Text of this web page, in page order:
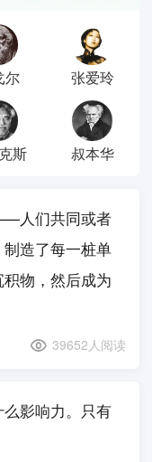
尔 张爱玲
斯 叔本华
人们共同或者
造了每一桩单
物，然后成为
39652人阅读
影响力。只有